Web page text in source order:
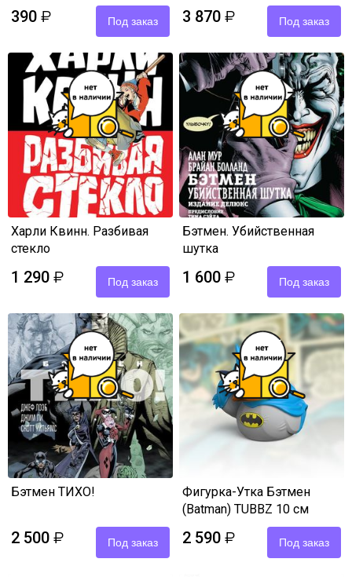
390 ₽ Под заказ 3 870 ₽ Под заказ
Харли Квинн. Разбивая
стекло
1 290 ₽ Под заказ
Бэтмен. Убийственная
шутка
1 600 ₽ Под заказ
Бэтмен ТИХО!
2 500 ₽ Под заказ
Фигурка-Утка Бэтмен
(Batman) TUBBZ 10 см
2 590 ₽ Под заказ